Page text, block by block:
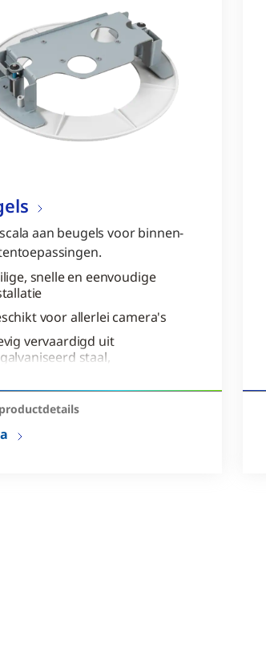
aan beugels voor binnen-
snelle en eenvoudige
voor allerlei camera's
vervaardigd uit
staal,
kunststof